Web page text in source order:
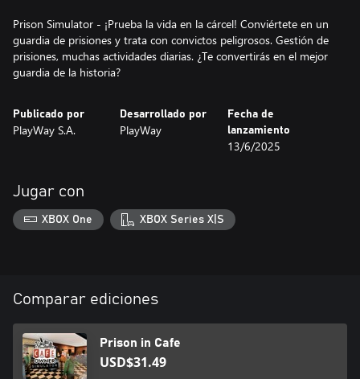
Prison Simulator - ¡Prueba la vida en la cárcel! Conviértete en un
guardia de prisiones y trata con convictos peligrosos. Gestión de
prisiones, muchas actividades diarias. ¿Te convertirás en el mejor
guardia de la historia?
Publicado por
PlayWay S.A.
Desarrollado por
PlayWay
Fecha de
lanzamiento
13/6/2025
Jugar con
XBOX One XBOX Series X|S
Comparar ediciones
Prison in Cafe
USD$31.49